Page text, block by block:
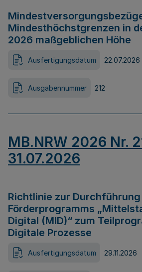
Mindesthöchstgrenzen in
2026 maßgeblichen Höhe
Ausfertigungsdatum 22.07.2026
Ausgabennummer 212
MB.NRW 2026 Nr.
31.07.2026
Richtlinie zur Durchführung
Förderprogramms
Digital (MID)“ zum
Digitale Prozesse
Ausfertigungsdatum 29.11.2026